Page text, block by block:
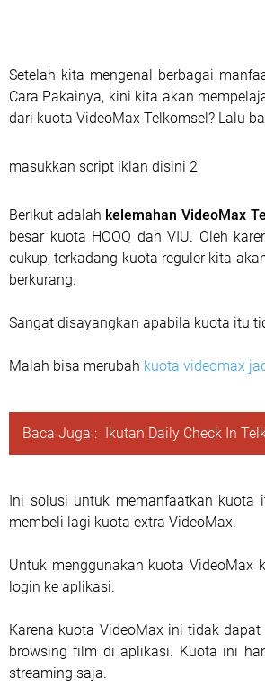
Setelah kita mengenal berbagai
Cara Pakainya, kini kita akan
dari kuota VideoMax Telkomsel? Lalu
masukkan script iklan disini 2
Berikut adalah kelemahan VideoMax
besar kuota HOOQ dan VIU. Oleh
cukup, terkadang kuota reguler kita
berkurang.
Sangat disayangkan apabila kuota itu
Malah bisa merubah kuota videomax
Baca Juga : Ikutan Daily Check In
Ini solusi untuk memanfaatkan kuota
membeli lagi kuota extra VideoMax.
Untuk menggunakan kuota VideoMax
login ke aplikasi.
Karena kuota VideoMax ini tidak
browsing film di aplikasi. Kuota ini
streaming saja.